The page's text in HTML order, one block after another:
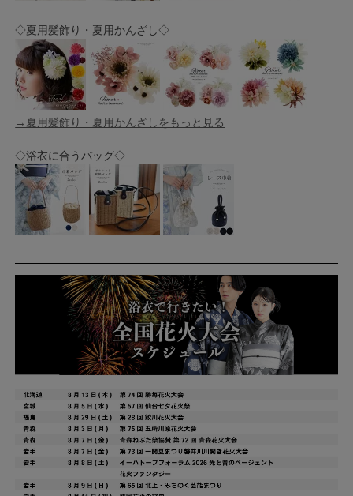
◇夏用髪飾り・夏用かんざし◇
→夏用髪飾り・夏用かんざしをもっと見る
◇浴衣に合うバッグ◇